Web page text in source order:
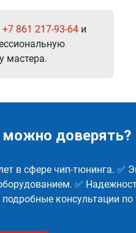
+7 861 217-93-64 и
мастера.
доверять?
в сфере чип-тюнинга.
✅
консультации